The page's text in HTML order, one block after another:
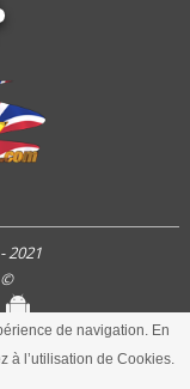
de navigation. En
à l’utilisation de Cookies.
2021
©